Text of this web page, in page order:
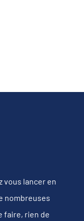
vous lancer en
nombreuses
faire, rien de